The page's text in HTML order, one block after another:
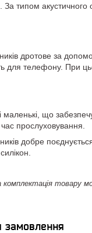
За типом
дротове за
для телефону. При
що
прослуховування.
добре
товару
замовлення